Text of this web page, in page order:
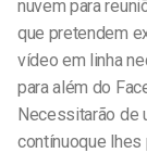
nuvem para
que pretendem
vídeo em linha
para além do
Necessitarão de
contínuoque lhes